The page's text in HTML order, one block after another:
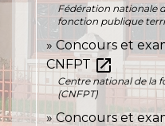
Fédération nationale
fonction publique
Concours et
CNFPT open_in_new
Centre national de la
(CNFPT)
Concours et